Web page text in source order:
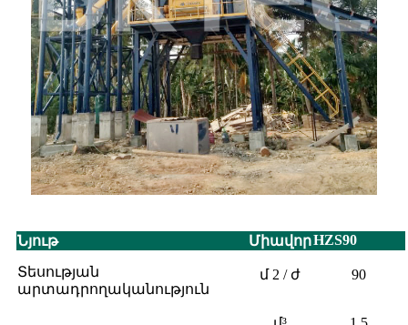
Նյութ ՄիավորHZS90
Տեսության
արտադրողականություն
մ 2 / ժ 90